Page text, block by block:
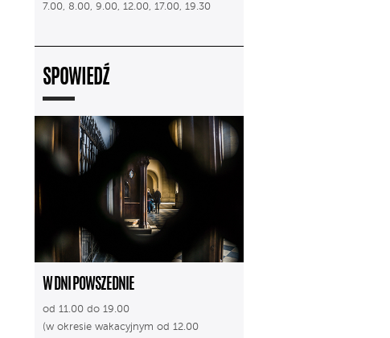
7.00, 8.00, 9.00, 12.00, 17.00, 19.30
SPOWIEDŹ
W DNI POWSZEDNIE
od 11.00 do 19.00
(w okresie wakacyjnym od 12.00